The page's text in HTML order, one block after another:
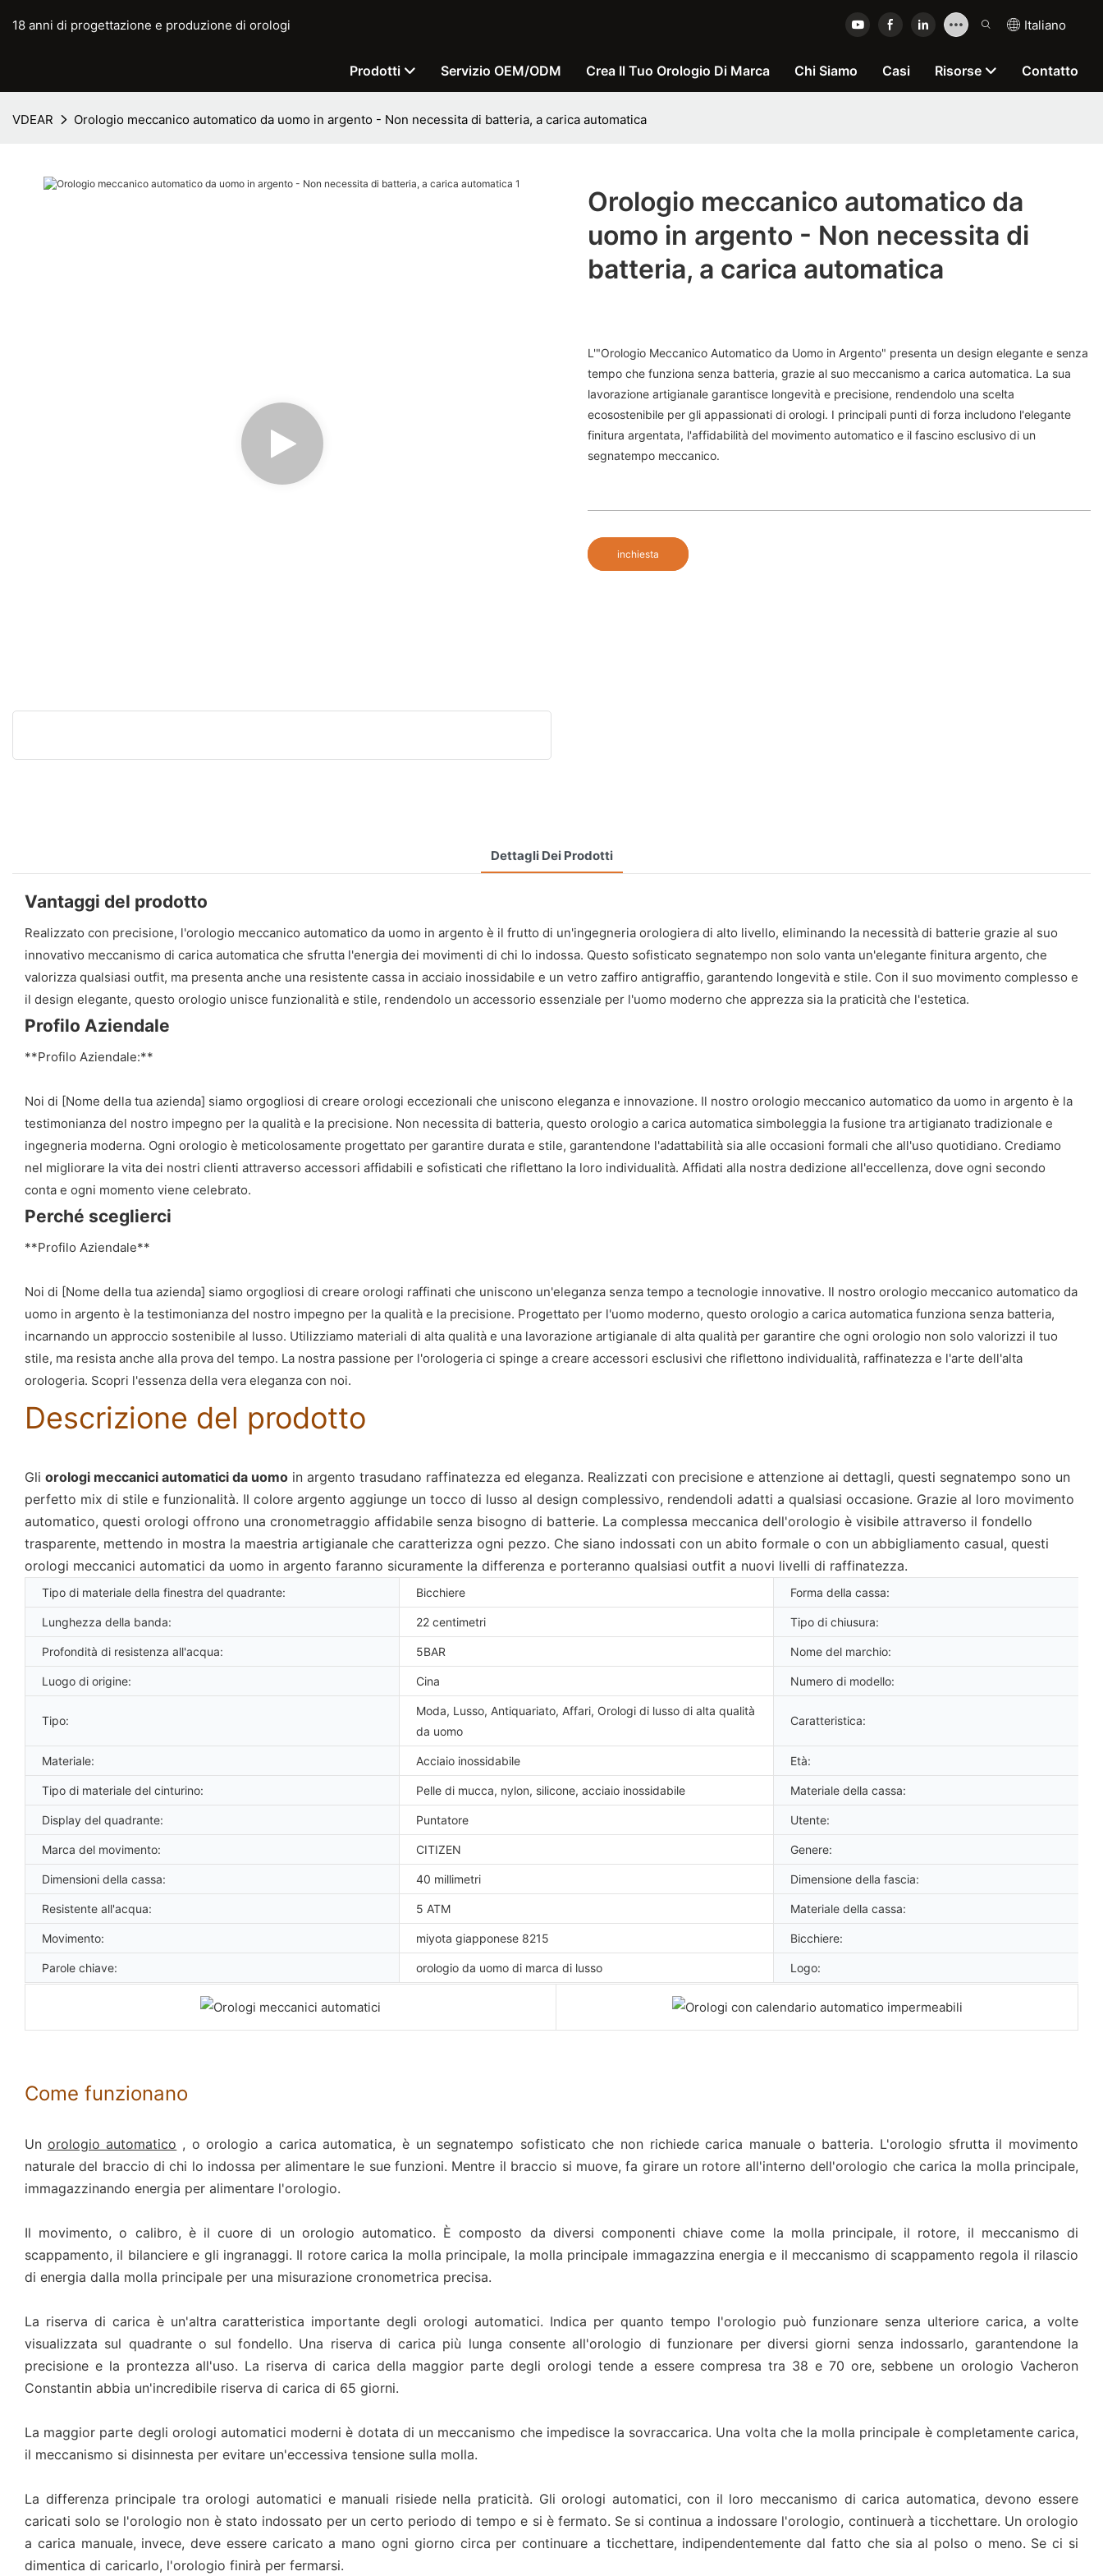
18 anni di progettazione e produzione di orologi Italiano
Prodotti Servizio OEM/ODM Crea Il Tuo Orologio Di Marca Chi Siamo Casi Risorse Contatto
VDEAR Orologio meccanico automatico da uomo in argento - Non necessita di batteria, a carica automatica
Orologio meccanico automatico da
uomo in argento - Non necessita di
batteria, a carica automatica
L'"Orologio Meccanico Automatico da Uomo in Argento" presenta un design elegante e senza
tempo che funziona senza batteria, grazie al suo meccanismo a carica automatica. La sua
lavorazione artigianale garantisce longevità e precisione, rendendolo una scelta
ecosostenibile per gli appassionati di orologi. I principali punti di forza includono l'elegante
finitura argentata, l'affidabilità del movimento automatico e il fascino esclusivo di un
segnatempo meccanico.
inchiesta
Dettagli Dei Prodotti
Vantaggi del prodotto
Realizzato con precisione, l'orologio meccanico automatico da uomo in argento è il frutto di un'ingegneria orologiera di alto livello, eliminando la necessità di batterie grazie al suo
innovativo meccanismo di carica automatica che sfrutta l'energia dei movimenti di chi lo indossa. Questo sofisticato segnatempo non solo vanta un'elegante finitura argento, che
valorizza qualsiasi outfit, ma presenta anche una resistente cassa in acciaio inossidabile e un vetro zaffiro antigraffio, garantendo longevità e stile. Con il suo movimento complesso e
il design elegante, questo orologio unisce funzionalità e stile, rendendolo un accessorio essenziale per l'uomo moderno che apprezza sia la praticità che l'estetica.
Profilo Aziendale
**Profilo Aziendale:**
Noi di [Nome della tua azienda] siamo orgogliosi di creare orologi eccezionali che uniscono eleganza e innovazione. Il nostro orologio meccanico automatico da uomo in argento è la
testimonianza del nostro impegno per la qualità e la precisione. Non necessita di batteria, questo orologio a carica automatica simboleggia la fusione tra artigianato tradizionale e
ingegneria moderna. Ogni orologio è meticolosamente progettato per garantire durata e stile, garantendone l'adattabilità sia alle occasioni formali che all'uso quotidiano. Crediamo
nel migliorare la vita dei nostri clienti attraverso accessori affidabili e sofisticati che riflettano la loro individualità. Affidati alla nostra dedizione all'eccellenza, dove ogni secondo
conta e ogni momento viene celebrato.
Perché sceglierci
**Profilo Aziendale**
Noi di [Nome della tua azienda] siamo orgogliosi di creare orologi raffinati che uniscono un'eleganza senza tempo a tecnologie innovative. Il nostro orologio meccanico automatico da
uomo in argento è la testimonianza del nostro impegno per la qualità e la precisione. Progettato per l'uomo moderno, questo orologio a carica automatica funziona senza batteria,
incarnando un approccio sostenibile al lusso. Utilizziamo materiali di alta qualità e una lavorazione artigianale di alta qualità per garantire che ogni orologio non solo valorizzi il tuo
stile, ma resista anche alla prova del tempo. La nostra passione per l'orologeria ci spinge a creare accessori esclusivi che riflettono individualità, raffinatezza e l'arte dell'alta
orologeria. Scopri l'essenza della vera eleganza con noi.
Descrizione del prodotto
Gli orologi meccanici automatici da uomo in argento trasudano raffinatezza ed eleganza. Realizzati con precisione e attenzione ai dettagli, questi segnatempo sono un
perfetto mix di stile e funzionalità. Il colore argento aggiunge un tocco di lusso al design complessivo, rendendoli adatti a qualsiasi occasione. Grazie al loro movimento
automatico, questi orologi offrono una cronometraggio affidabile senza bisogno di batterie. La complessa meccanica dell'orologio è visibile attraverso il fondello
trasparente, mettendo in mostra la maestria artigianale che caratterizza ogni pezzo. Che siano indossati con un abito formale o con un abbigliamento casual, questi
orologi meccanici automatici da uomo in argento faranno sicuramente la differenza e porteranno qualsiasi outfit a nuovi livelli di raffinatezza.
Tipo di materiale della finestra del quadrante: Bicchiere Forma della cassa:
Lunghezza della banda: 22 centimetri Tipo di chiusura:
Profondità di resistenza all'acqua: 5BAR Nome del marchio:
Luogo di origine: Cina Numero di modello:
Tipo:
Moda, Lusso, Antiquariato, Affari, Orologi di lusso di alta qualità
da uomo
Caratteristica:
Materiale: Acciaio inossidabile Età:
Tipo di materiale del cinturino: Pelle di mucca, nylon, silicone, acciaio inossidabile Materiale della cassa:
Display del quadrante: Puntatore Utente:
Marca del movimento: CITIZEN Genere:
Dimensioni della cassa: 40 millimetri Dimensione della fascia:
Resistente all'acqua: 5 ATM Materiale della cassa:
Movimento: miyota giapponese 8215 Bicchiere:
Parole chiave: orologio da uomo di marca di lusso Logo:
Come funzionano
Un orologio automatico , o orologio a carica automatica, è un segnatempo sofisticato che non richiede carica manuale o batteria. L'orologio sfrutta il movimento
naturale del braccio di chi lo indossa per alimentare le sue funzioni. Mentre il braccio si muove, fa girare un rotore all'interno dell'orologio che carica la molla principale,
immagazzinando energia per alimentare l'orologio.
Il movimento, o calibro, è il cuore di un orologio automatico. È composto da diversi componenti chiave come la molla principale, il rotore, il meccanismo di
scappamento, il bilanciere e gli ingranaggi. Il rotore carica la molla principale, la molla principale immagazzina energia e il meccanismo di scappamento regola il rilascio
di energia dalla molla principale per una misurazione cronometrica precisa.
La riserva di carica è un'altra caratteristica importante degli orologi automatici. Indica per quanto tempo l'orologio può funzionare senza ulteriore carica, a volte
visualizzata sul quadrante o sul fondello. Una riserva di carica più lunga consente all'orologio di funzionare per diversi giorni senza indossarlo, garantendone la
precisione e la prontezza all'uso. La riserva di carica della maggior parte degli orologi tende a essere compresa tra 38 e 70 ore, sebbene un orologio Vacheron
Constantin abbia un'incredibile riserva di carica di 65 giorni.
La maggior parte degli orologi automatici moderni è dotata di un meccanismo che impedisce la sovraccarica. Una volta che la molla principale è completamente carica,
il meccanismo si disinnesta per evitare un'eccessiva tensione sulla molla.
La differenza principale tra orologi automatici e manuali risiede nella praticità. Gli orologi automatici, con il loro meccanismo di carica automatica, devono essere
caricati solo se l'orologio non è stato indossato per un certo periodo di tempo e si è fermato. Se si continua a indossare l'orologio, continuerà a ticchettare. Un orologio
a carica manuale, invece, deve essere caricato a mano ogni giorno circa per continuare a ticchettare, indipendentemente dal fatto che sia al polso o meno. Se ci si
dimentica di caricarlo, l'orologio finirà per fermarsi.